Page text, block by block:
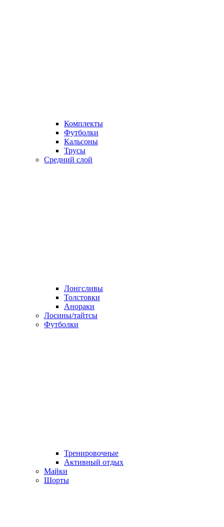
Комплекты
Футболки
Кальсоны
Трусы
Средний слой
Лонгсливы
Толстовки
Анораки
Лосины/тайтсы
Футболки
Тренировочные
Активный отдых
Майки
Шорты